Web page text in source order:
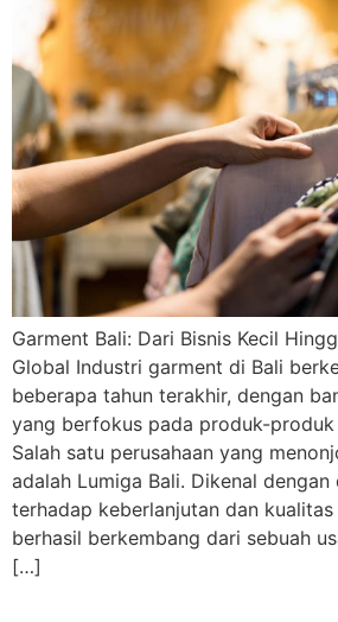
Garment Bali: Dari Bisnis Kecil
Global Industri garment di Bali
beberapa tahun terakhir, dengan
yang berfokus pada produk-produk
Salah satu perusahaan yang
adalah Lumiga Bali. Dikenal dengan
terhadap keberlanjutan dan
berhasil berkembang dari sebuah
[…]